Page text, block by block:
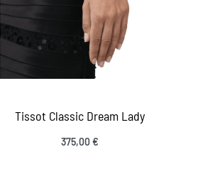
Tissot Classic Dream Lady
375,00€
SE EM CONTACTO